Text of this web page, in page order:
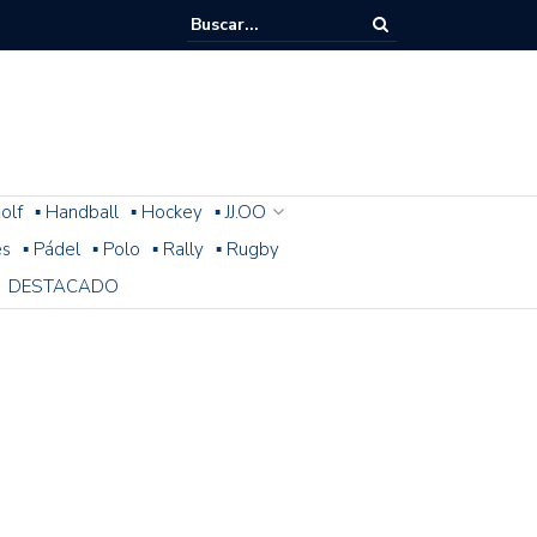
▪ Handball ▪ Hockey ▪ JJ.OO
▪ Pádel ▪ Polo ▪ Rally ▪ Rugby
DESTACADO